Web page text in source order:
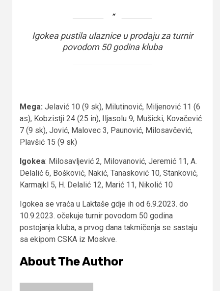
Igokea pustila ulaznice u prodaju za turnir
povodom 50 godina kluba
Mega: Jelavić 10 (9 sk), Milutinović, Miljenović 11 (6
as), Kobzistji 24 (25 in), Iljasolu 9, Mušicki, Kovačević
7 (9 sk), Jović, Malovec 3, Paunović, Milosavčević,
Plavšić 15 (9 sk)
Igokea: Milosavljević 2, Milovanović, Jeremić 11, A.
Delalić 6, Bošković, Nakić, Tanasković 10, Stanković,
Karmajkl 5, H. Delalić 12, Marić 11, Nikolić 10
Igokea se vraća u Laktaše gdje ih od 6.9.2023. do
10.9.2023. očekuje turnir povodom 50 godina
postojanja kluba, a prvog dana takmičenja se sastaju
sa ekipom CSKA iz Moskve.
About The Author